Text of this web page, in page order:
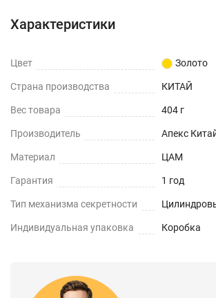
Характеристики
Цвет Золото
Страна производства КИТАЙ
Вес товара 404 г
Производитель Апекс
Материал ЦАМ
Гарантия 1 год
Тип механизма секретности
Индивидуальная упаковка Коробка